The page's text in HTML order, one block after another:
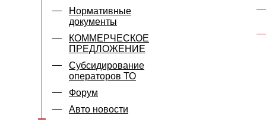
Нормативные
документы
КОММЕРЧЕСКОЕ
ПРЕДЛОЖЕНИЕ
Субсидирование
операторов ТО
Форум
Авто новости